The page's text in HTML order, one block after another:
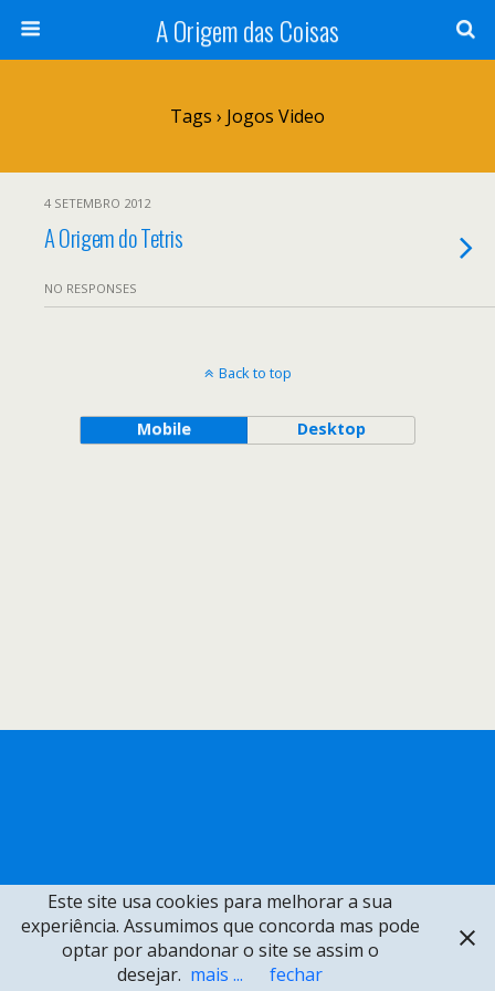
A Origem das Coisas
Tags › Jogos Video
4 SETEMBRO 2012
A Origem do Tetris
NO RESPONSES
Back to top
Mobile Desktop
Este site usa cookies para melhorar a sua
experiência. Assumimos que concorda mas pode
optar por abandonar o site se assim o
desejar. mais ... fechar